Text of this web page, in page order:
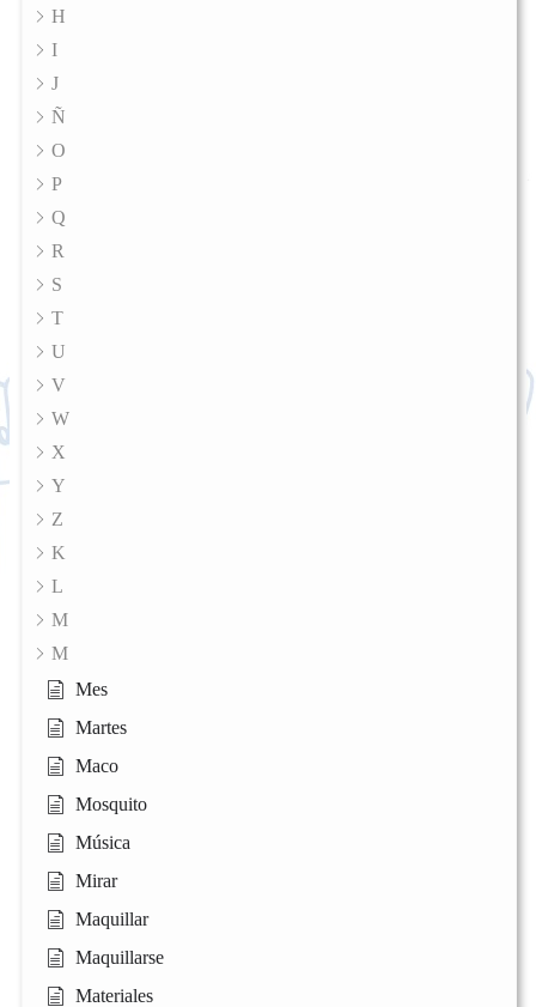
H
I
J
Ñ
O
P
Q
R
S
T
U
V
W
X
Y
Z
K
L
M
M
Mes
Martes
Maco
Mosquito
Música
Mirar
Maquillar
Maquillarse
Materiales